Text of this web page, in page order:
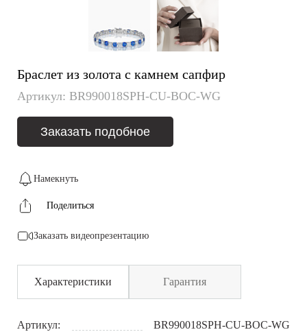
Браслет из золота с камнем сапфир
Артикул: BR990018SPH-CU-BOC-WG
Заказать подобное
Намекнуть
Поделиться
Заказать видеопрезентацию
Характеристики Гарантия
Артикул: BR990018SPH-CU-BOC-WG